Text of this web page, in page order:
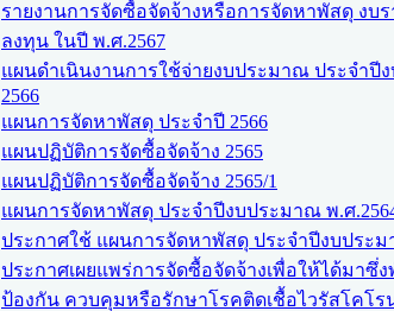
รายงานการจัดซื้อจัดจ้างหรือการจัดหาพัสดุ งบ
ลงทุน ในปี พ.ศ.2567
แผนดำเนินงานการใช้จ่ายงบประมาณ ประจำปี
2566
แผนการจัดหาพัสดุ ประจำปี 2566
แผนปฏิบัติการจัดซื้อจัดจ้าง 2565
แผนปฏิบัติการจัดซื้อจัดจ้าง 2565/1
แผนการจัดหาพัสดุ ประจำปีงบประมาณ พ.ศ
ประกาศใช้ แผนการจัดหาพัสดุ ประจำปีงบประม
ประกาศเผยแพร่การจัดซื้อจัดจ้างเพื่อให้ได้มาซึ่
ป้องกัน ควบคุมหรือรักษาโรคติดเชื้อไวรัสโคโร